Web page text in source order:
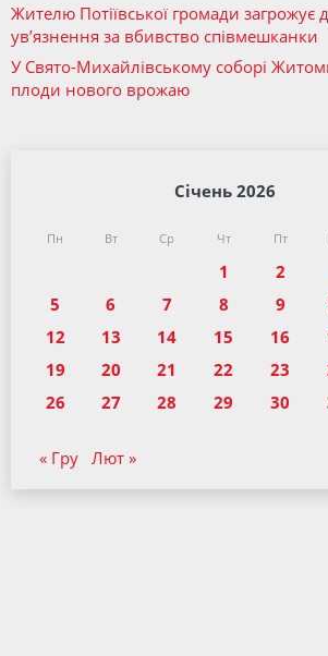
Жителю Потіївської громади загрожує
ув’язнення за вбивство співмешканки
У Свято-Михайлівському соборі
плоди нового врожаю
Січень 2026
Пн Вт Ср Чт Пт
1 2
5
6 7 8 9
12
13 14 15 16
19
20 21 22 23
26
27 28 29 30
« Гру Лют »